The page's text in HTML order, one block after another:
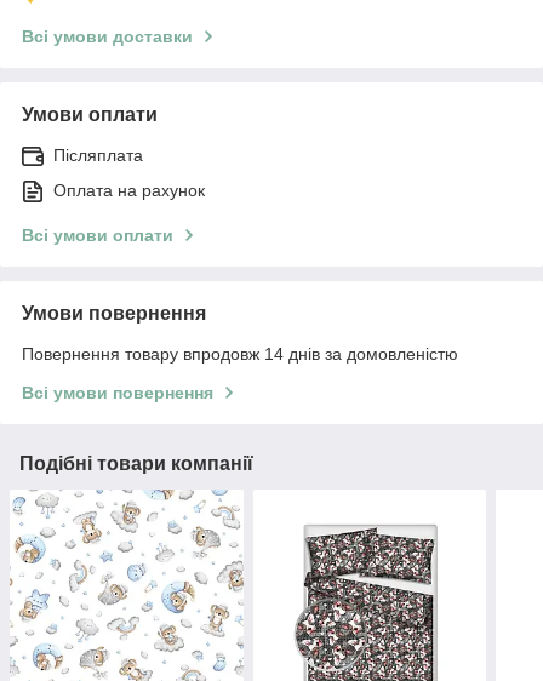
Всі умови доставки
Умови оплати
Післяплата
Оплата на рахунок
Всі умови оплати
Умови повернення
Повернення товару впродовж 14 днів за домовленістю
Всі умови повернення
Подібні товари компанії